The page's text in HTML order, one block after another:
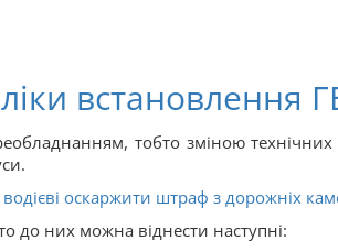
встановлення
тобто зміною технічних
оскаржити штраф з дорожніх
до них можна віднести наступні: